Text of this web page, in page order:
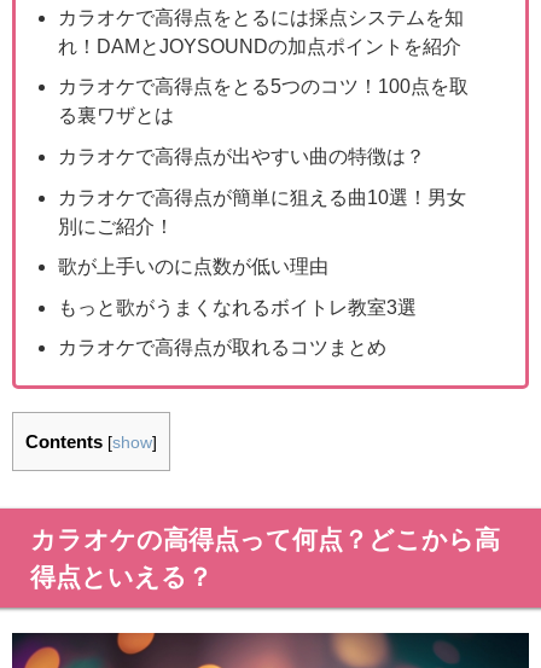
カラオケで高得点をとるには採点システムを知
れ！DAMとJOYSOUNDの加点ポイントを紹介
カラオケで高得点をとる5つのコツ！100点を取
る裏ワザとは
カラオケで高得点が出やすい曲の特徴は？
カラオケで高得点が簡単に狙える曲10選！男女
別にご紹介！
歌が上手いのに点数が低い理由
もっと歌がうまくなれるボイトレ教室3選
カラオケで高得点が取れるコツまとめ
Contents [show]
カラオケの高得点って何点？どこから高
得点といえる？